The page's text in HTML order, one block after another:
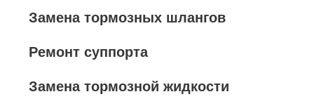
Замена тормозных шлангов
Ремонт суппорта
Замена тормозной жидкости